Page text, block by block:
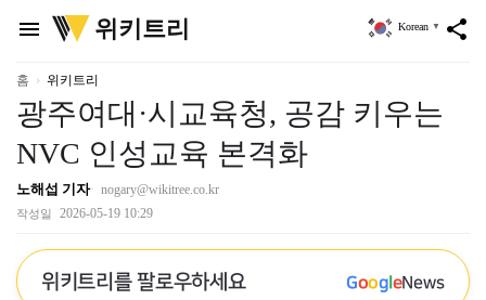
menu
위
키
리
위키트리 share
Korean ▼
홈 위키트리
광주여대·시교육청, 공감 키우는
NVC 인성교육 본격화
노해섭 기자 nogary@wikitree.co.kr
작성일 2026-05-19 10:29
위키트리를 팔로우하세요 GoogleNews